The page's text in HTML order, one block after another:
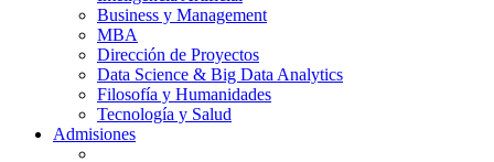
Business y Management
MBA
Dirección de Proyectos
Data Science & Big Data Analytics
Filosofía y Humanidades
Tecnología y Salud
Admisiones